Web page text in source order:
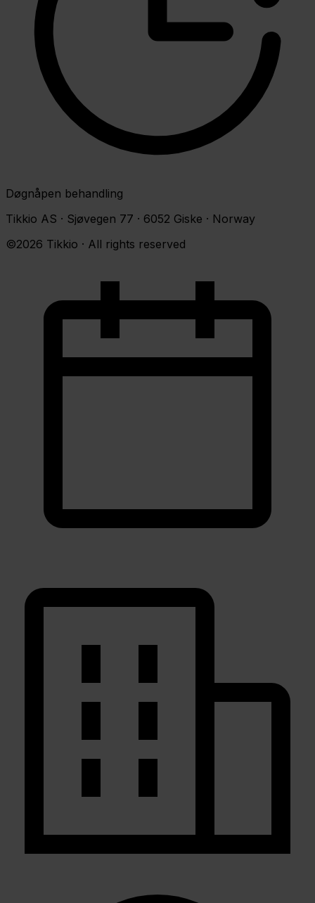
Døgnåpen behandling
Tikkio AS · Sjøvegen 77 · 6052 Giske · Norway
©2026 Tikkio · All rights reserved